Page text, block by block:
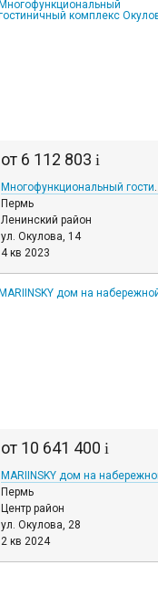
от 6 112 803 i
Пермь
Ленинский район
ул. Окулова, 14
4 кв 2023
от 10 641 400 i
MARIINSKY дом на
Пермь
Центр район
ул. Окулова, 28
2 кв 2024